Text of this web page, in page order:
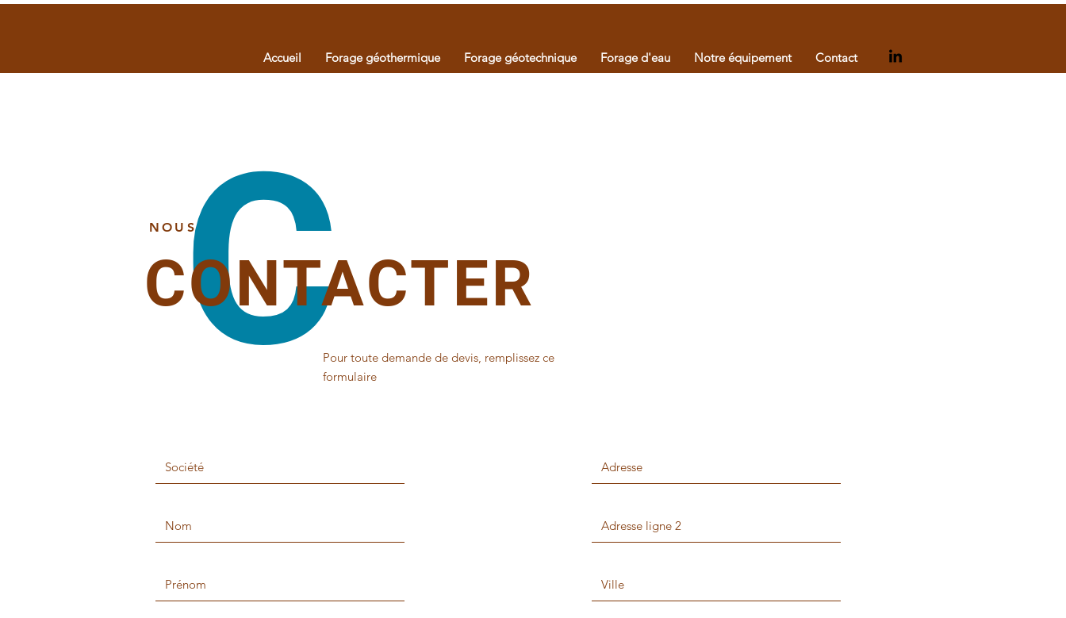
Accueil Forage géothermique Forage géotechnique Forage d'eau Notre équipement Contact
NOUSC
CONTACTER
Pour toute demande de devis, remplissez ce
formulaire